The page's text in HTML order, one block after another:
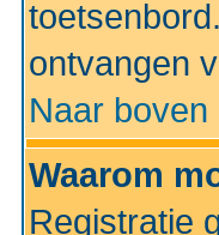
ontvangen
Naar boven
Waarom
Registratie